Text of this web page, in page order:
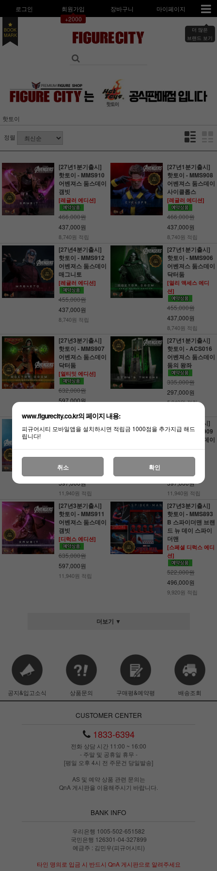
로그인
회원가입
+2000
장바구니 마이페이지
더 많은
브랜드 보기
BOOK
MARK
핫토이
정렬
[27년1분기출시]
핫토이 - MMS910
어벤져스 둠스데이
갬빗
[레귤러 에디션]
466,000원
437,000원
8,740원 적립
[27년1분기출시]
핫토이 - MMS908
어벤져스 둠스데이
사이클롭스
[레귤러 에디션]
466,000원
437,000원
8,740원 적립
[27년4분기출시]
핫토이 - MMS912
어벤져스 둠스데이
매그니토
[레귤러 에디션]
455,000원
437,000원
8,740원 적립
[27년1분기출시]
핫토이 - MMS906
어벤져스 둠스데이
닥터둠
[얼리 액세스 에디
션]
455,000원
437,000원
8,740원 적립
[27년3분기출시]
핫토이 - MMS907
어벤져스 둠스데이
닥터둠
[얼티밋 에디션]
632,000원
597,000원
[27년1분기출시]
핫토이 - ACS016
어벤져스 둠스데이
둠의 왕좌
335,000원
297,000원
5,940원 적립
핫토이 - MMS913
매그니토
[디럭스 에디션]
635,000원
597,000원
11,940원 적립
[27년3분기출시]
핫토이 - MMS909
어벤져스 둠스데이
사이클롭스
[디럭스 에디션]
597,000원
11,940원 적립
[27년3분기출시]
핫토이 - MMS911
어벤져스 둠스데이
갬빗
[디럭스 에디션]
635,000원
597,000원
11,940원 적립
[27년3분기출시]
핫토이 - MMS893
B 스파이더맨 브랜
드 뉴 데이 스파이
더맨
[스페셜 디럭스 에디
션]
522,000원
496,000원
9,920원 적립
더보기 ▼
공지&입고소식 상품문의 구매평&예약평 배송조회
CUSTOMER CENTER
1833-6394
전화 상담 시간 11:00 ~ 16:00
- 주말 및 공휴일 휴무 -
[평일 오후 4시 전 주문건 당일발송]
AS 및 예약 상품 관련 문의는
QnA 게시판을 이용해주시기 바랍니다.
BANK INFO
우리은행 1005-502-651582
국민은행 126301-04-327899
예금주 : 김민우(피규어시티)
타인 명의로 입금 시 반드시 QnA 게시판으로 알려주세요
www.figurecity.co.kr의 페이지 내용:
피규어시티 모바일앱을 설치하시면 적립금 1000점을 추가지급 해드
립니다!
취소 확인